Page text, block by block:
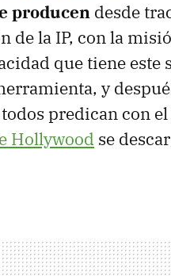
producen desde
de la IP, con la
que tiene este
y
predican con
Hollywood se